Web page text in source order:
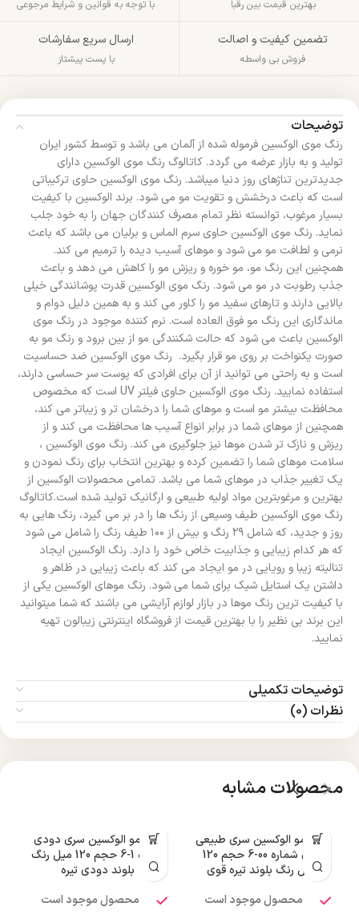
بهترین قیمت بین رقبا با توجه به قوانین و شرایط مرجوعی
تضمین کیفیت و اصالت
فروش بی واسطه
ارسال سریع سفارشات
با پست پیشتاز
توضیحات
رنگ موی الوکسین فرموله شده از آلمان می باشد و توسط کشور ایران
تولید و به بازار عرضه می گردد. کاتالوگ رنگ موی الوکسین دارای
جدیدترین تناژهای روز دنیا میباشد. رنگ موی الوکسین حاوی ترکیباتی
است که باعث درخشش و تقویت مو می شود. برند الوکسین با کیفیت
بسیار مرغوب، توانسته نظر تمام مصرف کنندگان جهان را به خود جلب
نماید. رنگ موی الوکسین حاوی سرم الماس و برلیان می باشد که باعث
نرمی و لطافت مو می شود و موهای آسیب دیده را ترمیم می کند.
همچنین این رنگ مو، مو خوره و ریزش مو را کاهش می دهد و باعث
جذب رطوبت در مو می شود. رنگ موی الوکسین قدرت پوشانندگی خیلی
بالایی دارند و تارهای سفید مو را کاور می کند و به همین دلیل دوام و
ماندگاری این رنگ مو فوق العاده است. نرم کننده موجود در رنگ موی
الوکسین باعث می شود که حالت شکنندگی مو از بین برود و رنگ مو به
صورت یکنواخت بر روی مو قرار بگیرد. رنگ موی الوکسین ضد حساسیت
است و به راحتی می توانید از آن برای افرادی که پوست سر حساسی دارند،
استفاده نمایید. رنگ موی الوکسین حاوی فیلتر UV است که مخصوص
محافظت بیشتر مو است و موهای شما را درخشان تر و زیباتر می کند،
همچنین از موهای شما در برابر انواع آسیب ها محافظت می کند و از
ریزش و نازک تر شدن موها نیز جلوگیری می کند. رنگ موی الوکسین ،
سلامت موهای شما را تضمین کرده و بهترین انتخاب برای رنگ نمودن و
یک تغییر جذاب در موهای شما می باشد. تمامی محصولات الوکسین از
بهترین و مرغوبترین مواد اولیه طبیعی و ارگانیک تولید شده است.کاتالوگ
رنگ موی الوکسین طیف وسیعی از رنگ ها را در بر می گیرد، رنگ هایی به
روز و جدید، که شامل ۲۹ رنگ و بیش از ۱۰۰ طیف رنگ را شامل می شود
که هر کدام زیبایی و جذابیت خاص خود را دارد. رنگ الوکسین ایجاد
تنالیته زیبا و رویایی در مو ایجاد می کند که باعث زیبایی در ظاهر و
داشتن یک استایل شیک برای شما می شود. رنگ موهای الوکسین یکی از
با کیفیت ترین رنگ موها در بازار لوازم آرایشی می باشند که شما میتوانید
این برند بی نظیر را با بهترین قیمت از فروشگاه اینترنتی زیبالون تهیه
نمایید.
توضیحات تکمیلی
نظرات (0)
محصولات مشابه
رنگ مو الوکسین سری طبیعی
قوی شماره 00-6 حجم 120
میل رنگ بلوند تیره قوی
محصول موجود است
رنگ مو الوکسین سری دودی
شماره 1-6 حجم 120 میل رنگ
بلوند دودی تیره
محصول موجود است